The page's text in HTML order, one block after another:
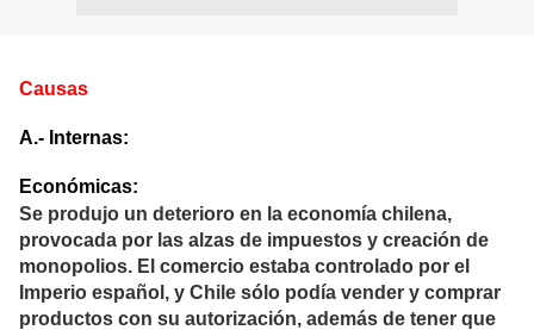
Causas
A.- Internas:
Económicas:
Se produjo un deterioro en la economía chilena,
provocada por las alzas de impuestos y creación de
monopolios. El comercio estaba controlado por el
Imperio español, y Chile sólo podía vender y comprar
productos con su autorización, además de tener que